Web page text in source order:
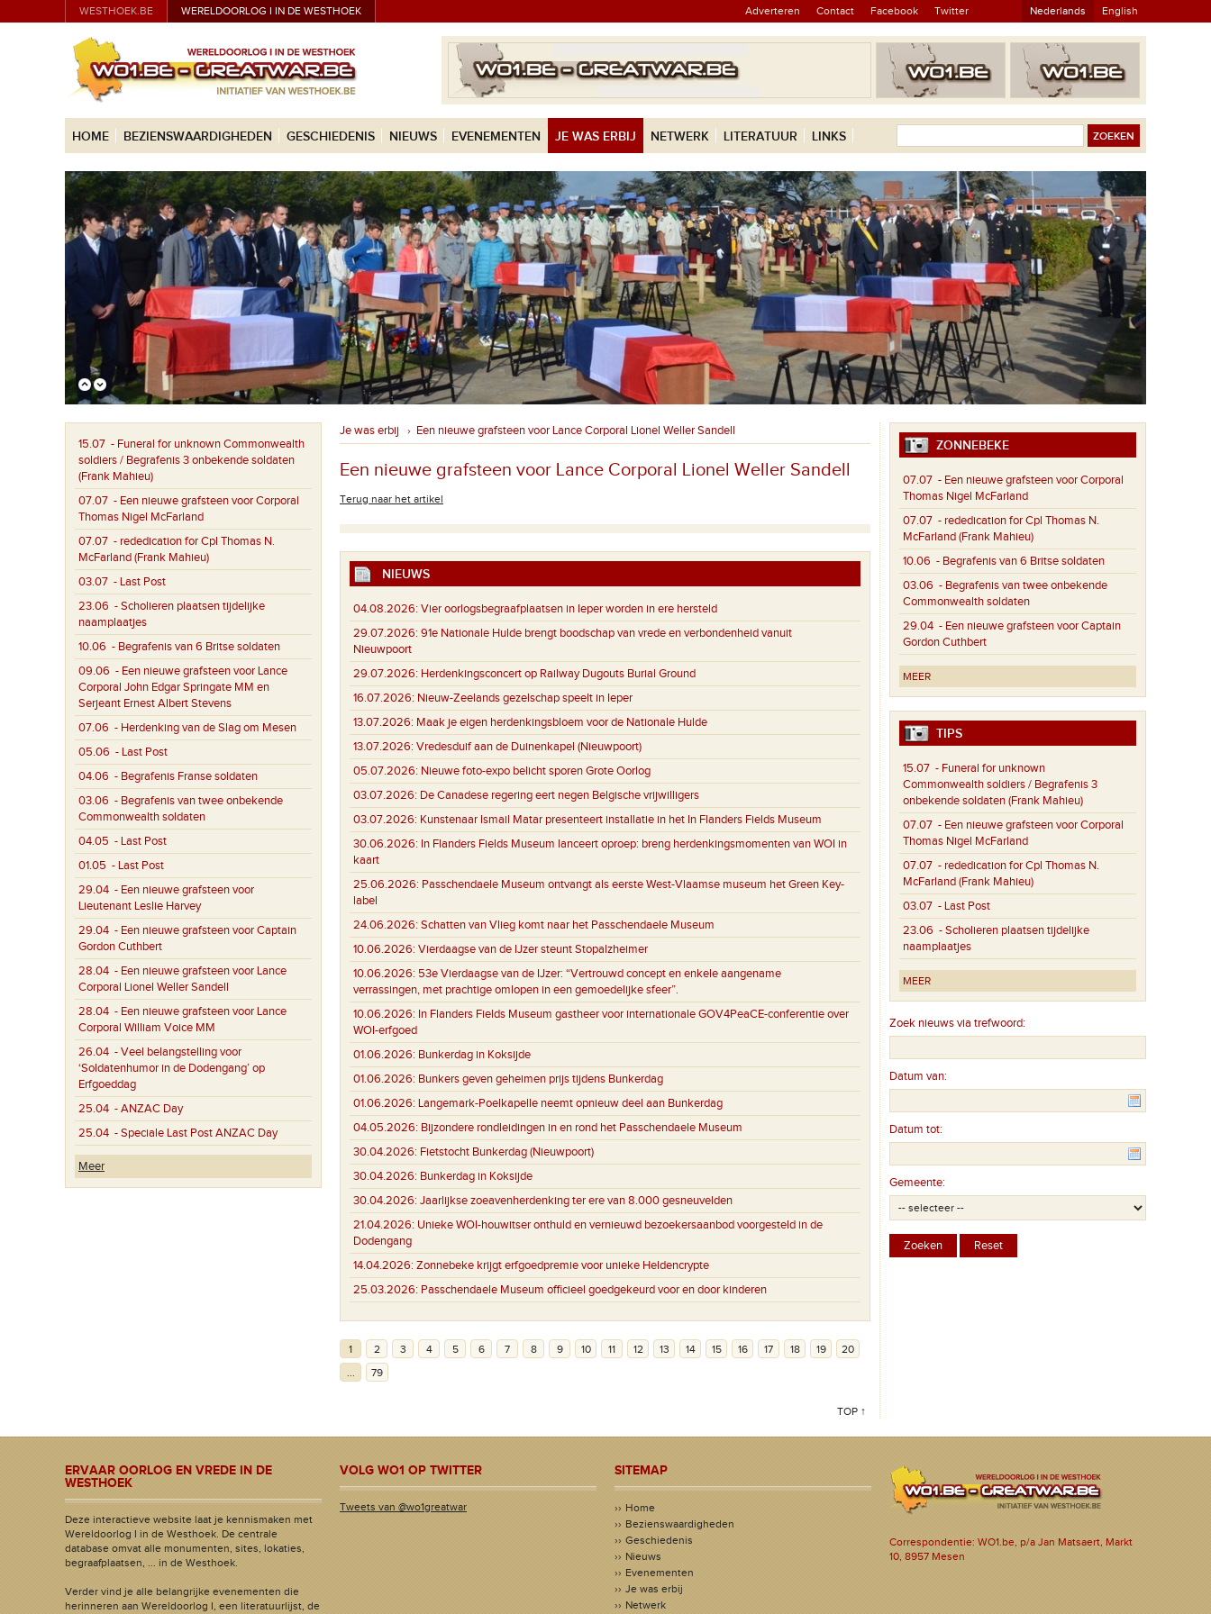
WESTHOEK.BE WERELDOORLOG I IN DE WESTHOEK Adverteren Contact Facebook Twitter Nederlands English
HOME BEZIENSWAARDIGHEDEN GESCHIEDENIS NIEUWS EVENEMENTEN JE WAS ERBIJ NETWERK LITERATUUR LINKS
15.07 - Funeral for unknown Commonwealth
soldiers / Begrafenis 3 onbekende soldaten
(Frank Mahieu)
07.07 - Een nieuwe grafsteen voor Corporal
Thomas Nigel McFarland
07.07 - rededication for Cpl Thomas N.
McFarland (Frank Mahieu)
03.07 - Last Post
23.06 - Scholieren plaatsen tijdelijke
naamplaatjes
10.06 - Begrafenis van 6 Britse soldaten
09.06 - Een nieuwe grafsteen voor Lance
Corporal John Edgar Springate MM en
Serjeant Ernest Albert Stevens
07.06 - Herdenking van de Slag om Mesen
05.06 - Last Post
04.06 - Begrafenis Franse soldaten
03.06 - Begrafenis van twee onbekende
Commonwealth soldaten
04.05 - Last Post
01.05 - Last Post
29.04 - Een nieuwe grafsteen voor
Lieutenant Leslie Harvey
29.04 - Een nieuwe grafsteen voor Captain
Gordon Cuthbert
28.04 - Een nieuwe grafsteen voor Lance
Corporal Lionel Weller Sandell
28.04 - Een nieuwe grafsteen voor Lance
Corporal William Voice MM
26.04 - Veel belangstelling voor
‘Soldatenhumor in de Dodengang’ op
Erfgoeddag
25.04 - ANZAC Day
25.04 - Speciale Last Post ANZAC Day
Meer
Je was erbij › Een nieuwe grafsteen voor Lance Corporal Lionel Weller Sandell
Een nieuwe grafsteen voor Lance Corporal Lionel Weller Sandell
Terug naar het artikel
NIEUWS
04.08.2026: Vier oorlogsbegraafplaatsen in Ieper worden in ere hersteld
29.07.2026: 91e Nationale Hulde brengt boodschap van vrede en verbondenheid vanuit
Nieuwpoort
29.07.2026: Herdenkingsconcert op Railway Dugouts Burial Ground
16.07.2026: Nieuw-Zeelands gezelschap speelt in Ieper
13.07.2026: Maak je eigen herdenkingsbloem voor de Nationale Hulde
13.07.2026: Vredesduif aan de Duinenkapel (Nieuwpoort)
05.07.2026: Nieuwe foto-expo belicht sporen Grote Oorlog
03.07.2026: De Canadese regering eert negen Belgische vrijwilligers
03.07.2026: Kunstenaar Ismail Matar presenteert installatie in het In Flanders Fields Museum
30.06.2026: In Flanders Fields Museum lanceert oproep: breng herdenkingsmomenten van WOI in
kaart
25.06.2026: Passchendaele Museum ontvangt als eerste West-Vlaamse museum het Green Key-
label
24.06.2026: Schatten van Vlieg komt naar het Passchendaele Museum
10.06.2026: Vierdaagse van de IJzer steunt Stopalzheimer
10.06.2026: 53e Vierdaagse van de IJzer: “Vertrouwd concept en enkele aangename
verrassingen, met prachtige omlopen in een gemoedelijke sfeer”.
10.06.2026: In Flanders Fields Museum gastheer voor internationale GOV4PeaCE-conferentie over
WOI-erfgoed
01.06.2026: Bunkerdag in Koksijde
01.06.2026: Bunkers geven geheimen prijs tijdens Bunkerdag
01.06.2026: Langemark-Poelkapelle neemt opnieuw deel aan Bunkerdag
04.05.2026: Bijzondere rondleidingen in en rond het Passchendaele Museum
30.04.2026: Fietstocht Bunkerdag (Nieuwpoort)
30.04.2026: Bunkerdag in Koksijde
30.04.2026: Jaarlijkse zoeavenherdenking ter ere van 8.000 gesneuvelden
21.04.2026: Unieke WOI-houwitser onthuld en vernieuwd bezoekersaanbod voorgesteld in de
Dodengang
14.04.2026: Zonnebeke krijgt erfgoedpremie voor unieke Heldencrypte
25.03.2026: Passchendaele Museum officieel goedgekeurd voor en door kinderen
1 2 3 4 5 6 7 8 9 10 11 12 13 14 15 16 17 18 19
20
79
TOP ↑
ZONNEBEKE
07.07 - Een nieuwe grafsteen voor Corporal
Thomas Nigel McFarland
07.07 - rededication for Cpl Thomas N.
McFarland (Frank Mahieu)
10.06 - Begrafenis van 6 Britse soldaten
03.06 - Begrafenis van twee onbekende
Commonwealth soldaten
29.04 - Een nieuwe grafsteen voor Captain
Gordon Cuthbert
MEER
TIPS
15.07 - Funeral for unknown
Commonwealth soldiers / Begrafenis 3
onbekende soldaten (Frank Mahieu)
07.07 - Een nieuwe grafsteen voor Corporal
Thomas Nigel McFarland
07.07 - rededication for Cpl Thomas N.
McFarland (Frank Mahieu)
03.07 - Last Post
23.06 - Scholieren plaatsen tijdelijke
naamplaatjes
MEER
Zoek nieuws via trefwoord:
Datum van:
Datum tot:
Gemeente:
ERVAAR OORLOG EN VREDE IN DE
WESTHOEK
Deze interactieve website laat je kennismaken met
Wereldoorlog I in de Westhoek. De centrale
database omvat alle monumenten, sites, lokaties,
begraafplaatsen, ... in de Westhoek.
Verder vind je alle belangrijke evenementen die
herinneren aan Wereldoorlog I, een literatuurlijst, de
VOLG WO1 OP TWITTER
Tweets van @wo1greatwar
SITEMAP
Home
Bezienswaardigheden
Geschiedenis
Nieuws
Evenementen
Je was erbij
Netwerk
Correspondentie: WO1.be, p/a Jan Matsaert, Markt
10, 8957 Mesen